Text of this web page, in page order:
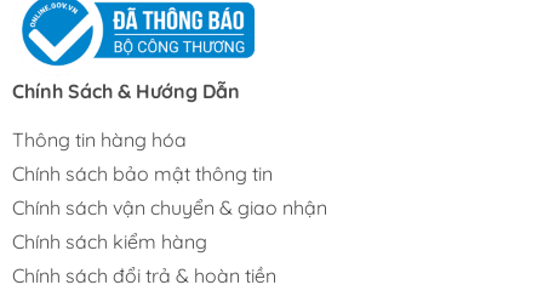
Chính Sách & Hướng Dẫn
Thông tin hàng hóa
Chính sách bảo mật thông tin
Chính sách vận chuyển & giao nhận
Chính sách kiểm hàng
Chính sách đổi trả & hoàn tiền